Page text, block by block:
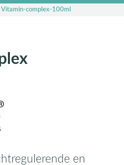
Vitamin-complex-100ml
en